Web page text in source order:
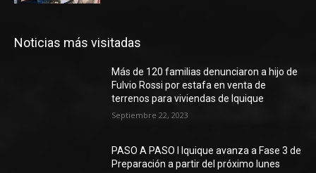
Noticias más visitadas
Más de 120 familias denunciaron a hijo de
Fulvio Rossi por estafa en venta de
terrenos para viviendas de Iquique
Septiembre 22, 2023
PASO A PASO I Iquique avanza a Fase 3 de
Preparación a partir del próximo lunes